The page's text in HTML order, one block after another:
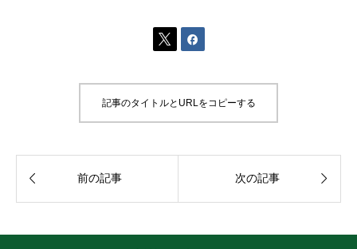
 
記事のタイトルとURLをコピーする
 前の記事 次の記事 